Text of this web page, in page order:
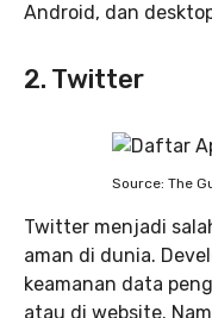
Android, dan
2. Twitter
Source: The
Twitter menjadi
aman di dunia.
keamanan data
atau di website.